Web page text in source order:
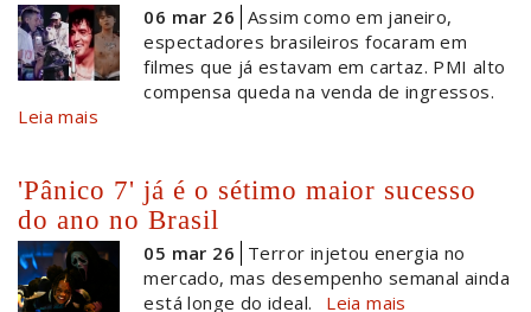
06 mar 26 Assim como em janeiro,
espectadores brasileiros focaram em
filmes que já estavam em cartaz. PMI alto
compensa queda na venda de ingressos.
Leia mais
'Pânico 7' já é o sétimo maior sucesso
do ano no Brasil
05 mar 26
Terror injetou energia no
mercado, mas desempenho semanal ainda
está longe do ideal.
Leia mais